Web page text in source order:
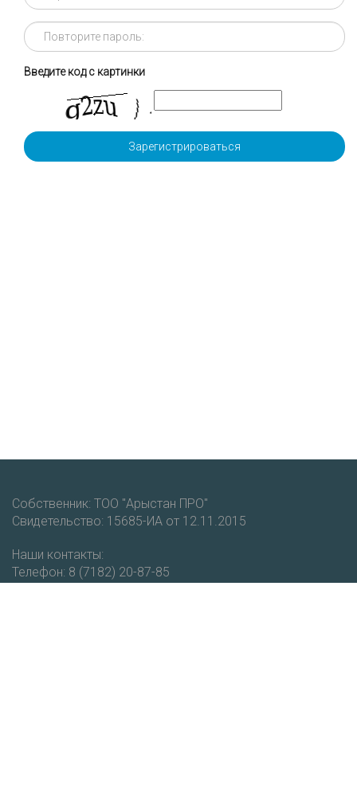
Введите код с картинки
Зарегистрироваться
Собственник: ТОО "Арыстан ПРО"
Свидетельство: 15685-ИА от 12.11.2015
Наши контакты:
Телефон: 8 (7182) 20-87-85